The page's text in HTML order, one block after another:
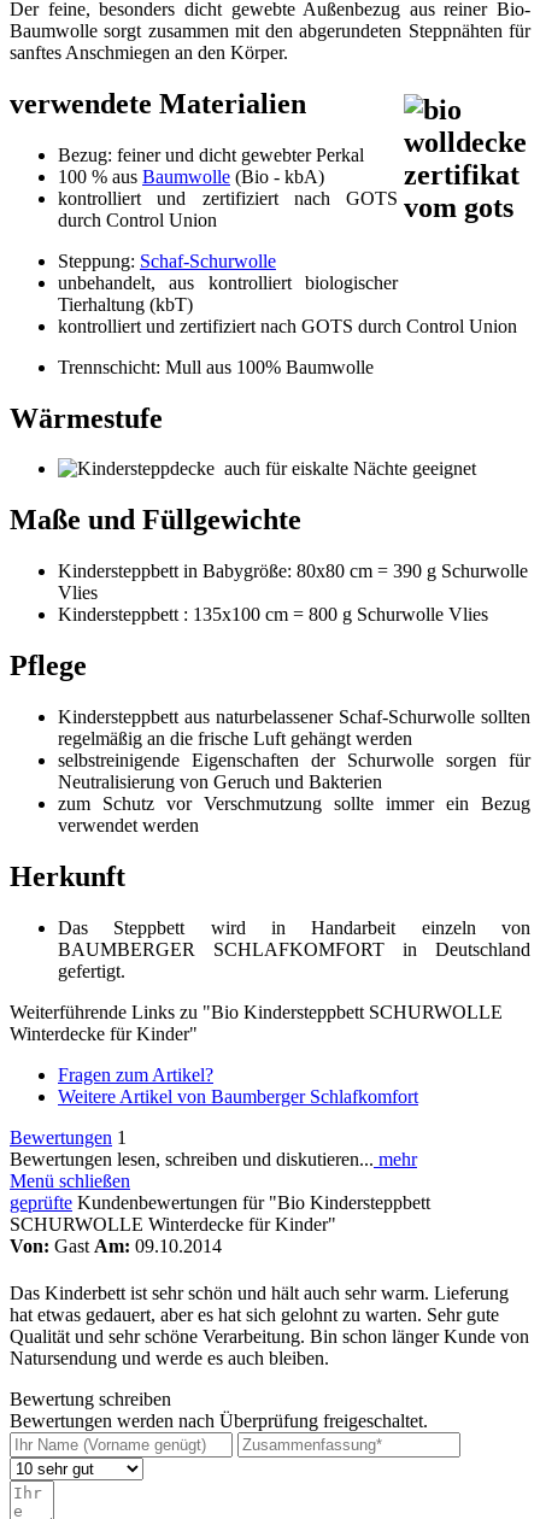
Der feine, besonders dicht gewebte Außenbezug aus reiner Bio-
Baumwolle sorgt zusammen mit den abgerundeten Steppnähten für
sanftes Anschmiegen an den Körper.
verwendete Materialien
Bezug: feiner und dicht gewebter Perkal
100 % aus Baumwolle (Bio - kbA)
kontrolliert und zertifiziert nach GOTS
durch Control Union
Steppung: Schaf-Schurwolle
unbehandelt, aus kontrolliert biologischer
Tierhaltung (kbT)
kontrolliert und zertifiziert nach GOTS durch Control Union
Trennschicht: Mull aus 100% Baumwolle
Wärmestufe
auch für eiskalte Nächte geeignet
Maße und Füllgewichte
Kindersteppbett in Babygröße: 80x80 cm = 390 g Schurwolle
Vlies
Kindersteppbett : 135x100 cm = 800 g Schurwolle Vlies
Pflege
Kindersteppbett aus naturbelassener Schaf-Schurwolle sollten
regelmäßig an die frische Luft gehängt werden
selbstreinigende Eigenschaften der Schurwolle sorgen für
Neutralisierung von Geruch und Bakterien
zum Schutz vor Verschmutzung sollte immer ein Bezug
verwendet werden
Herkunft
Das Steppbett wird in Handarbeit einzeln von
BAUMBERGER SCHLAFKOMFORT in Deutschland
gefertigt.
Weiterführende Links zu "Bio Kindersteppbett SCHURWOLLE
Winterdecke für Kinder"
Fragen zum Artikel?
Weitere Artikel von Baumberger Schlafkomfort
Bewertungen 1
Bewertungen lesen, schreiben und diskutieren... mehr
Menü schließen
geprüfte Kundenbewertungen für "Bio Kindersteppbett
SCHURWOLLE Winterdecke für Kinder"
Von: Gast Am: 09.10.2014
Das Kinderbett ist sehr schön und hält auch sehr warm. Lieferung
hat etwas gedauert, aber es hat sich gelohnt zu warten. Sehr gute
Qualität und sehr schöne Verarbeitung. Bin schon länger Kunde von
Natursendung und werde es auch bleiben.
Bewertung schreiben
Bewertungen werden nach Überprüfung freigeschaltet.